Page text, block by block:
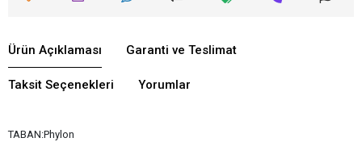
Ürün Açıklaması Garanti ve Teslimat
Taksit Seçenekleri Yorumlar
TABAN:Phylon